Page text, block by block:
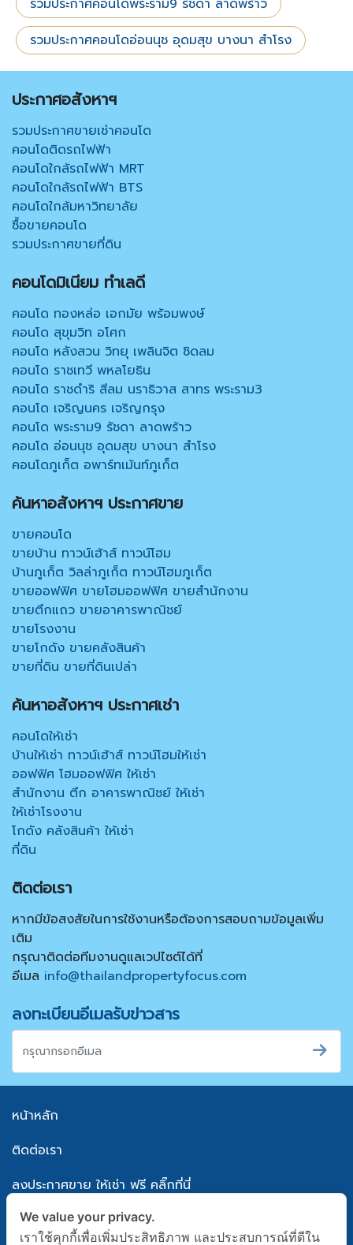
รวมประกาศคอนโดพระราม9 รัชดา ลาดพร้าว
รวมประกาศคอนโดอ่อนนุช อุดมสุข บางนา สำโรง
ประกาศอสังหาฯ
รวมประกาศขายเช่าคอนโด
คอนโดติดรถไฟฟ้า
คอนโดใกล้รถไฟฟ้า MRT
คอนโดใกล้รถไฟฟ้า BTS
คอนโดใกล้มหาวิทยาลัย
ซื้อขายคอนโด
รวมประกาศขายที่ดิน
คอนโดมิเนียม ทำเลดี
คอนโด ทองหล่อ เอกมัย พร้อมพงษ์
คอนโด สุขุมวิท อโศก
คอนโด หลังสวน วิทยุ เพลินจิต ชิดลม
คอนโด ราชเทวี พหลโยธิน
คอนโด ราชดำริ สีลม นราธิวาส สาทร พระราม3
คอนโด เจริญนคร เจริญกรุง
คอนโด พระราม9 รัชดา ลาดพร้าว
คอนโด อ่อนนุช อุดมสุข บางนา สำโรง
คอนโดภูเก็ต อพาร์ทเม้นท์ภูเก็ต
ค้นหาอสังหาฯ ประกาศขาย
ขายคอนโด
ขายบ้าน ทาวน์เฮ้าส์ ทาวน์โฮม
บ้านภูเก็ต วิลล่าภูเก็ต ทาวน์โฮมภูเก็ต
ขายออฟฟิศ ขายโฮมออฟฟิศ ขายสำนักงาน
ขายตึกแถว ขายอาคารพาณิชย์
ขายโรงงาน
ขายโกดัง ขายคลังสินค้า
ขายที่ดิน ขายที่ดินเปล่า
ค้นหาอสังหาฯ ประกาศเช่า
คอนโดให้เช่า
บ้านให้เช่า ทาวน์เฮ้าส์ ทาวน์โฮมให้เช่า
ออฟฟิศ โฮมออฟฟิศ ให้เช่า
สำนักงาน ตึก อาคารพาณิชย์ ให้เช่า
ให้เช่าโรงงาน
โกดัง คลังสินค้า ให้เช่า
ที่ดิน
ติดต่อเรา
หากมีข้อสงสัยในการใช้งานหรือต้องการสอบถามข้อมูลเพิ่ม
เติม
กรุณาติดต่อทีมงานดูแลเวปไซต์ได้ที่
อีเมล info@thailandpropertyfocus.com
ลงทะเบียนอีเมลรับข่าวสาร
หน้าหลัก
ติดต่อเรา
ลงประกาศขาย ให้เช่า ฟรี คลิ๊กที่นี่
แผนผังเว็บไซต์
We value your privacy.
เราใช้คุกกี้เพื่อเพิ่มประสิทธิภาพ และประสบการณ์ที่ดีใน